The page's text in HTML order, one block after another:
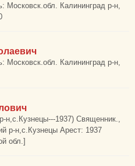
Московск.обл. Калининград р-н,
Московск.обл. Калининград р-н,
н,с.Кузнецы---1937) Священник.,
р-н,с.Кузнецы Арест: 1937
обл.]